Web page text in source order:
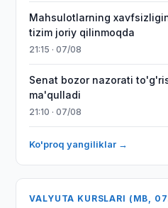
Mahsulotlarning
tizim joriy qilinmoqda
21:15 · 07/08
Senat bozor nazorati
ma'qulladi
21:10 · 07/08
Ko'proq yangiliklar →
VALYUTA KURSLARI (MB,